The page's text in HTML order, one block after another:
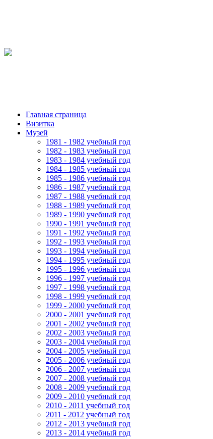
Главная страница
Визитка
Музей
1981 - 1982 учебный год
1982 - 1983 учебный год
1983 - 1984 учебный год
1984 - 1985 учебный год
1985 - 1986 учебный год
1986 - 1987 учебный год
1987 - 1988 учебный год
1988 - 1989 учебный год
1989 - 1990 учебный год
1990 - 1991 учебный год
1991 - 1992 учебный год
1992 - 1993 учебный год
1993 - 1994 учебный год
1994 - 1995 учебный год
1995 - 1996 учебный год
1996 - 1997 учебный год
1997 - 1998 учебный год
1998 - 1999 учебный год
1999 - 2000 учебный год
2000 - 2001 учебный год
2001 - 2002 учебный год
2002 - 2003 учебный год
2003 - 2004 учебный год
2004 - 2005 учебный год
2005 - 2006 учебный год
2006 - 2007 учебный год
2007 - 2008 учебный год
2008 - 2009 учебный год
2009 - 2010 учебный год
2010 - 2011 учебный год
2011 - 2012 учебный год
2012 - 2013 учебный год
2013 - 2014 учебный год